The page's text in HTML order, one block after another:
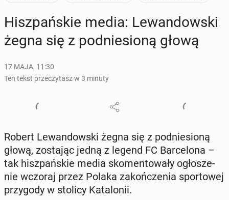
Hisz­pań­skie media: Le­wan­dow­ski
żegna się z pod­nie­sio­ną głową
17 MAJA, 11:30
Ten tekst przeczytasz w 3 minuty
Robert Le­wan­dow­ski żegna się z pod­nie­sio­ną
głową, zo­sta­jąc jedną z legend FC Bar­ce­lo­na –
tak hisz­pań­skie media sko­men­to­wa­ły ogło­sze­
nie wczoraj przez Polaka za­koń­cze­nia spor­to­wej
przy­go­dy w stolicy Ka­ta­lo­nii.